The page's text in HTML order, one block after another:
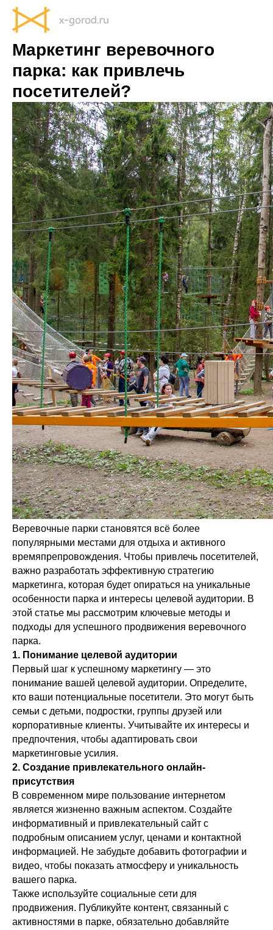
Маркетинг веревочного
парка: как привлечь
посетителей?
Веревочные парки становятся всё более
популярными местами для отдыха и активного
времяпрепровождения. Чтобы привлечь посетителей,
важно разработать эффективную стратегию
маркетинга, которая будет опираться на уникальные
особенности парка и интересы целевой аудитории. В
этой статье мы рассмотрим ключевые методы и
подходы для успешного продвижения веревочного
парка.
1. Понимание целевой аудитории
Первый шаг к успешному маркетингу — это
понимание вашей целевой аудитории. Определите,
кто ваши потенциальные посетители. Это могут быть
семьи с детьми, подростки, группы друзей или
корпоративные клиенты. Учитывайте их интересы и
предпочтения, чтобы адаптировать свои
маркетинговые усилия.
2. Создание привлекательного онлайн-
присутствия
В современном мире пользование интернетом
является жизненно важным аспектом. Создайте
информативный и привлекательный сайт с
подробным описанием услуг, ценами и контактной
информацией. Не забудьте добавить фотографии и
видео, чтобы показать атмосферу и уникальность
вашего парка.
Также используйте социальные сети для
продвижения. Публикуйте контент, связанный с
активностями в парке, обязательно добавляйте